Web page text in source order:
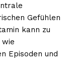
Gefühlen
kann zu
Episoden und